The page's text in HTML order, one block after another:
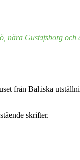
nära Gustafsborg och
från Baltiska
skrifter.